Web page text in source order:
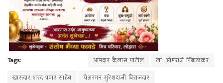
Tags: आमदार कैलास पाटील
खा. ओमराजे निंबाळकर
खासदार शरद पवार साहेब
चेअरमन सुरेशदाजी बिराजदार